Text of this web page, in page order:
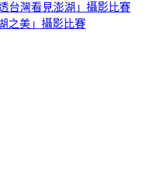
台灣看見澎湖」攝影比賽
之美」攝影比賽